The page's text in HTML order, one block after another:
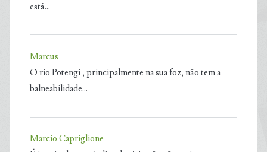
está…
Marcus
O rio Potengi , principalmente na sua foz, não tem a
balneabilidade…
Marcio Capriglione